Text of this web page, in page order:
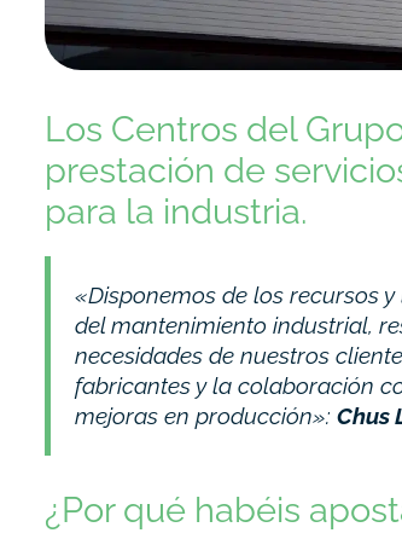
Los Centros del
prestación de
para la industria.
«Disponemos de los recursos
del mantenimiento industrial,
necesidades de nuestros
fabricantes y la colaboración
mejoras en producción»: Chus
¿Por qué habéis